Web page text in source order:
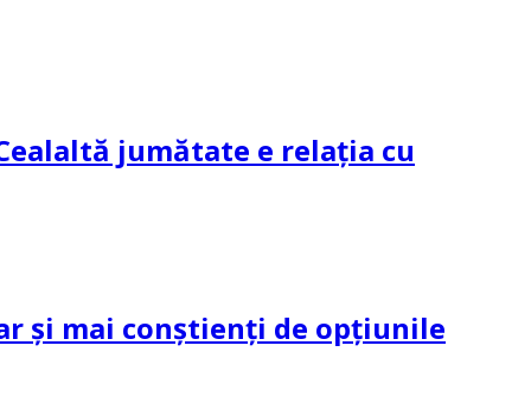
jumătate e relația cu
și mai conștienți de opțiunile